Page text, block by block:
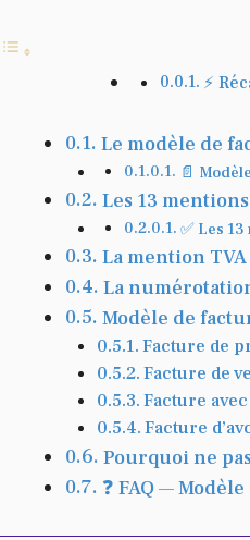
⚡
Le modèle de
📄
Les 13
✅ Les
La mention
La
Modèle de
Facture de
Facture de
Facture
Facture
Pourquoi ne
❓ FAQ —